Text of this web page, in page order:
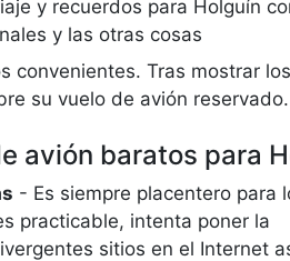
y recuerdos para Holguín
y las otras cosas
convenientes. Tras mostrar los
su vuelo de avión reservado.
avión baratos para
- Es siempre placentero para
practicable, intenta poner la
sitios en el Internet